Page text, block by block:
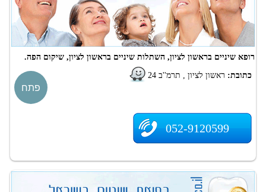
רופא שיניים בראשון לציון, השתלות שיניים בראשון לציון, שיקום הפה.
כתובת: ראשון לציון , תרמ''ב 24
052-9120599
פתח